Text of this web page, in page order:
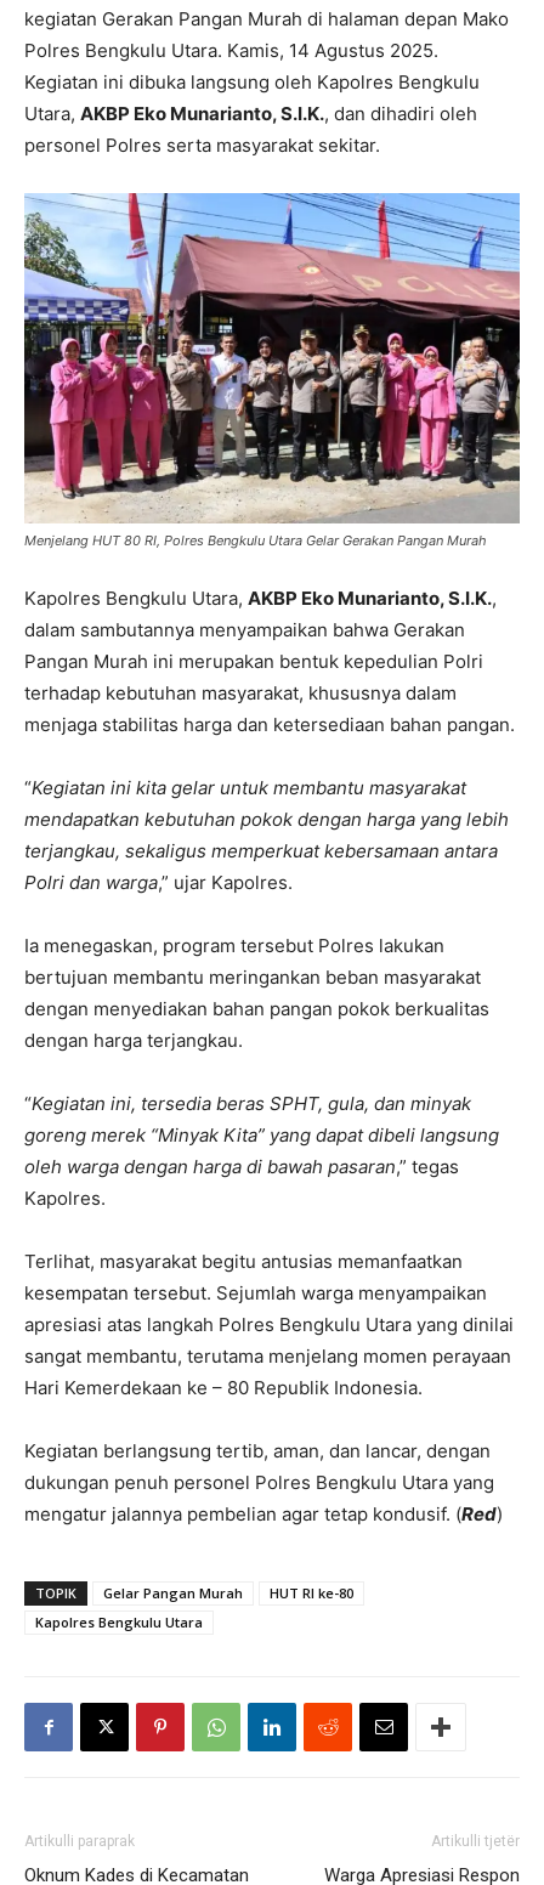
kegiatan Gerakan Pangan Murah di halaman depan Mako
Polres Bengkulu Utara. Kamis, 14 Agustus 2025.
Kegiatan ini dibuka langsung oleh Kapolres Bengkulu
Utara, AKBP Eko Munarianto, S.I.K., dan dihadiri oleh
personel Polres serta masyarakat sekitar.
Menjelang HUT 80 RI, Polres Bengkulu Utara Gelar Gerakan Pangan Murah
Kapolres Bengkulu Utara, AKBP Eko Munarianto, S.I.K.,
dalam sambutannya menyampaikan bahwa Gerakan
Pangan Murah ini merupakan bentuk kepedulian Polri
terhadap kebutuhan masyarakat, khususnya dalam
menjaga stabilitas harga dan ketersediaan bahan pangan.
“Kegiatan ini kita gelar untuk membantu masyarakat
mendapatkan kebutuhan pokok dengan harga yang lebih
terjangkau, sekaligus memperkuat kebersamaan antara
Polri dan warga,” ujar Kapolres.
Ia menegaskan, program tersebut Polres lakukan
bertujuan membantu meringankan beban masyarakat
dengan menyediakan bahan pangan pokok berkualitas
dengan harga terjangkau.
“Kegiatan ini, tersedia beras SPHT, gula, dan minyak
goreng merek “Minyak Kita” yang dapat dibeli langsung
oleh warga dengan harga di bawah pasaran,” tegas
Kapolres.
Terlihat, masyarakat begitu antusias memanfaatkan
kesempatan tersebut. Sejumlah warga menyampaikan
apresiasi atas langkah Polres Bengkulu Utara yang dinilai
sangat membantu, terutama menjelang momen perayaan
Hari Kemerdekaan ke – 80 Republik Indonesia.
Kegiatan berlangsung tertib, aman, dan lancar, dengan
dukungan penuh personel Polres Bengkulu Utara yang
mengatur jalannya pembelian agar tetap kondusif. (Red)
TOPIK Gelar Pangan Murah
HUT RI ke-80
Kapolres Bengkulu Utara
Artikulli paraprak
Oknum Kades di Kecamatan
Artikulli tjetër
Warga Apresiasi Respon